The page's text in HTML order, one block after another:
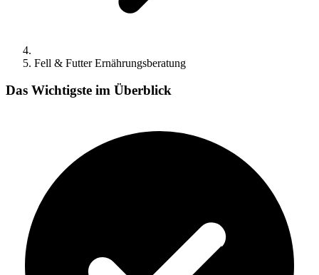
Fell & Futter Ernährungsberatung
Das Wichtigste im Überblick